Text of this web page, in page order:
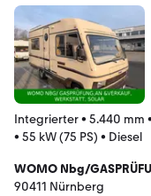
Integrierter• 5.440 mm •
• 55 kW (75 PS) • Diesel
WOMO Nbg/
,VERMITTLUNG, SOLAR,
90411 Nürnberg